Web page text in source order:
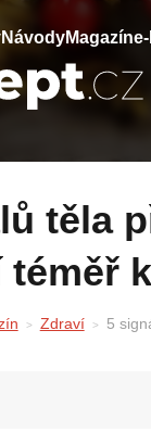
NávodyMagazín
Zdraví 5